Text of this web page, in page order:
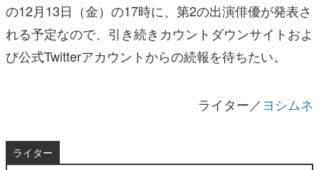
の12月13日（金）の17時に、第2の出演俳優が発表さ
れる予定なので、引き続きカウントダウンサイトおよ
び公式Twitterアカウントからの続報を待ちたい。
ライター／ヨシムネ
ライター